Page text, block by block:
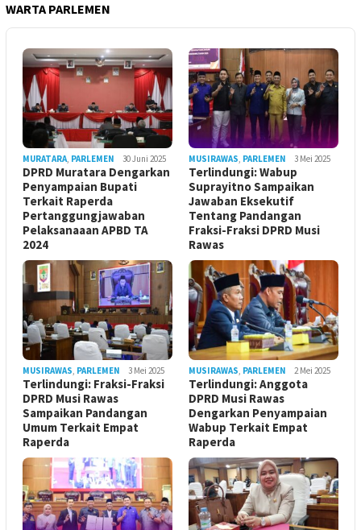
WARTA PARLEMEN
MURATARA, PARLEMEN 30 Juni 2025
DPRD Muratara Dengarkan
Penyampaian Bupati
Terkait Raperda
Pertanggungjawaban
Pelaksanaaan APBD TA
2024
MUSIRAWAS, PARLEMEN 3 Mei 2025
Terlindungi: Wabup
Suprayitno Sampaikan
Jawaban Eksekutif
Tentang Pandangan
Fraksi-Fraksi DPRD Musi
Rawas
MUSIRAWAS, PARLEMEN 3 Mei 2025
Terlindungi: Fraksi-Fraksi
DPRD Musi Rawas
Sampaikan Pandangan
Umum Terkait Empat
Raperda
MUSIRAWAS, PARLEMEN 2 Mei 2025
Terlindungi: Anggota
DPRD Musi Rawas
Dengarkan Penyampaian
Wabup Terkait Empat
Raperda